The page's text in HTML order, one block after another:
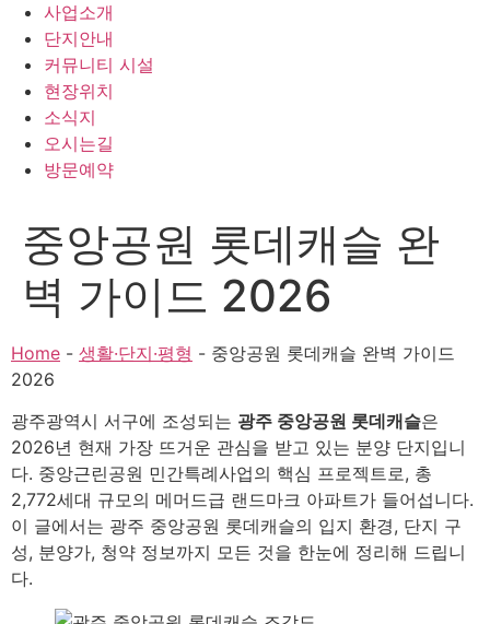
사업소개
단지안내
커뮤니티 시설
현장위치
소식지
오시는길
방문예약
중앙공원 롯데캐슬 완
벽 가이드 2026
Home - 생활·단지·평형 - 중앙공원 롯데캐슬 완벽 가이드
2026
광주광역시 서구에 조성되는 광주 중앙공원 롯데캐슬은
2026년 현재 가장 뜨거운 관심을 받고 있는 분양 단지입니
다. 중앙근린공원 민간특례사업의 핵심 프로젝트로, 총
2,772세대 규모의 메머드급 랜드마크 아파트가 들어섭니다.
이 글에서는 광주 중앙공원 롯데캐슬의 입지 환경, 단지 구
성, 분양가, 청약 정보까지 모든 것을 한눈에 정리해 드립니
다.